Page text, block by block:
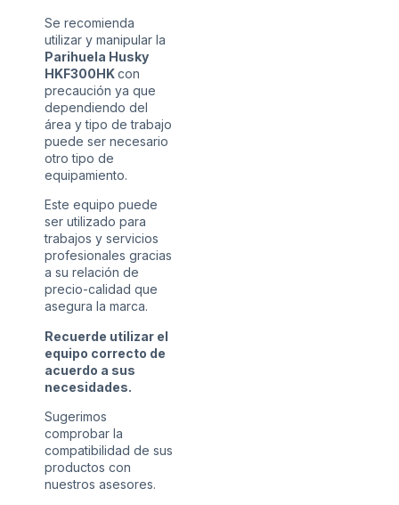
Se recomienda
utilizar y manipular la
Parihuela Husky
HKF300HKcon
precaución ya que
dependiendo del
área y tipo de trabajo
puede ser necesario
otro tipo de
equipamiento.
Este equipo puede
ser utilizado para
trabajos y servicios
profesionales gracias
a su relación de
precio-calidad que
asegura la marca.
Recuerde utilizar el
equipo correcto de
acuerdo a sus
necesidades.
Sugerimos
comprobar la
compatibilidad de sus
productos con
nuestros asesores.